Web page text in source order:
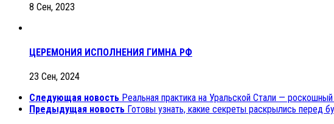
8 Сен, 2023
ЦЕРЕМОНИЯ ИСПОЛНЕНИЯ ГИМНА РФ
23 Сен, 2024
Следующая новость Реальная практика на Уральской Стали —
Предыдущая новость Готовы узнать, какие секреты раскрылись перед